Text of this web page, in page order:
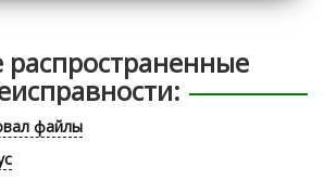
распространенные
файлы